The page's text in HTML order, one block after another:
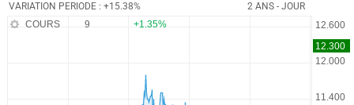
VARIATION PERIODE : +15.38% 2 ANS - JOUR
COURS 9 +1.35%